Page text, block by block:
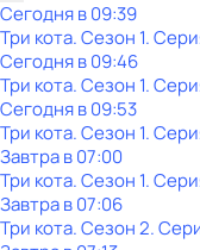
Сегодня в 09:39
Три кота. Сезон 1.
Сегодня в 09:46
Три кота. Сезон 1.
Сегодня в 09:53
Три кота. Сезон 1.
Завтра в 07:00
Три кота. Сезон 1.
Завтра в 07:06
Три кота. Сезон 2.